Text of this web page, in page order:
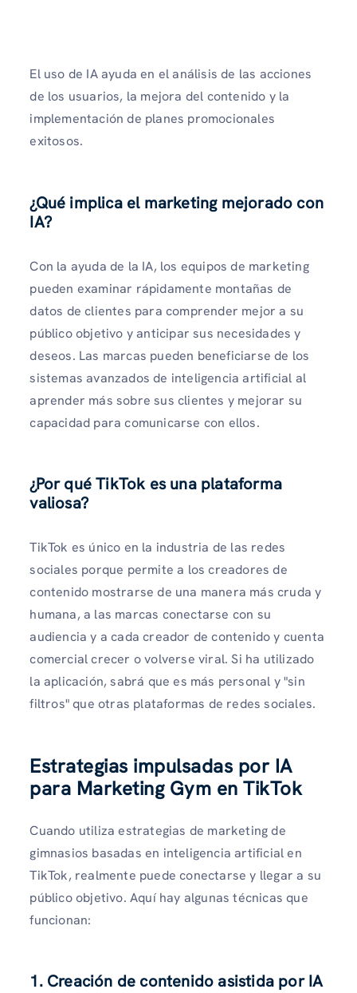
El uso de IA ayuda en el análisis de las acciones
de los usuarios, la mejora del contenido y la
implementación de planes promocionales
exitosos.
¿Qué implica el marketing mejorado con
IA?
Con la ayuda de la IA, los equipos de marketing
pueden examinar rápidamente montañas de
datos de clientes para comprender mejor a su
público objetivo y anticipar sus necesidades y
deseos. Las marcas pueden beneficiarse de los
sistemas avanzados de inteligencia artificial al
aprender más sobre sus clientes y mejorar su
capacidad para comunicarse con ellos.
¿Por qué TikTok es una plataforma
valiosa?
TikTok es único en la industria de las redes
sociales porque permite a los creadores de
contenido mostrarse de una manera más cruda y
humana, a las marcas conectarse con su
audiencia y a cada creador de contenido y cuenta
comercial crecer o volverse viral. Si ha utilizado
la aplicación, sabrá que es más personal y "sin
filtros" que otras plataformas de redes sociales.
Estrategias impulsadas por IA
para Marketing Gym en TikTok
Cuando utiliza estrategias de marketing de
gimnasios basadas en inteligencia artificial en
TikTok, realmente puede conectarse y llegar a su
público objetivo. Aquí hay algunas técnicas que
funcionan:
1. Creación de contenido asistida por IA